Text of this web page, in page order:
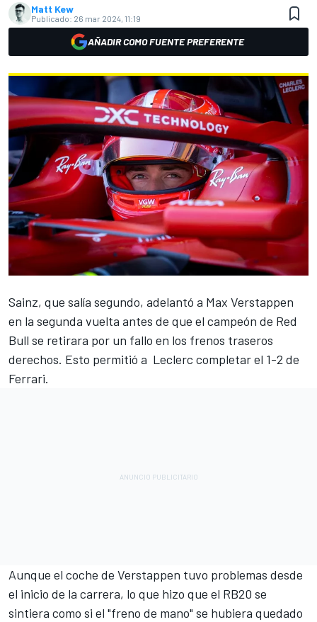
Matt Kew
Publicado: 26 mar 2024, 11:19
AÑADIR COMO FUENTE PREFERENTE
Sainz, que salía segundo, adelantó a Max Verstappen
en la segunda vuelta antes de que el campeón de Red
Bull se retirara por un fallo en los frenos traseros
derechos. Esto permitió a Leclerc completar el 1-2 de
Ferrari.
Aunque el coche de Verstappen tuvo problemas desde
el inicio de la carrera, lo que hizo que el RB20 se
sintiera como si el "freno de mano" se hubiera quedado